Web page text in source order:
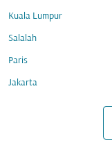
Kuala Lumpur
Salalah
Paris
Jakarta